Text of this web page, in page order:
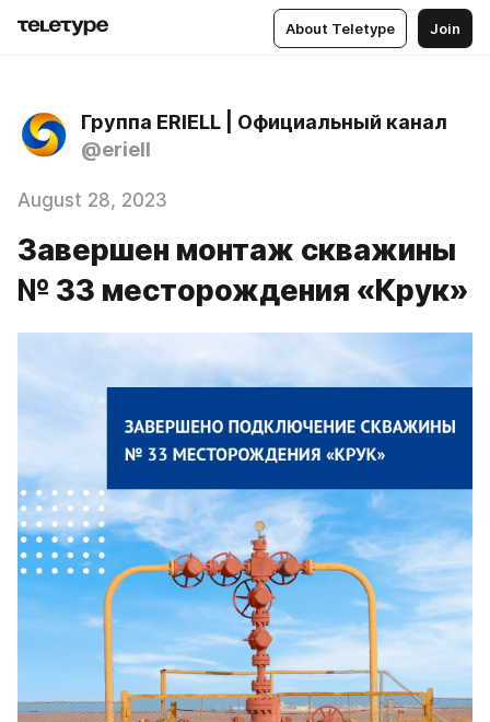
About Teletype Join
Группа ERIELL | Официальный канал
@eriell
August 28, 2023
Завершен монтаж скважины
№ 33 месторождения «Крук»